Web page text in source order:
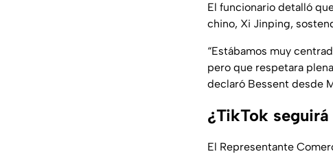
El funcionario detalló
chino, Xi Jinping,
“Estábamos muy
pero que respetara
declaró Bessent desde
¿TikTok
El Representante